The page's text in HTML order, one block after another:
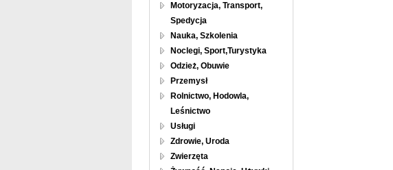
Motoryzacja, Transport,
Spedycja
Nauka, Szkolenia
Noclegi, Sport,Turystyka
Odzież, Obuwie
Przemysł
Rolnictwo, Hodowla,
Leśnictwo
Usługi
Zdrowie, Uroda
Zwierzęta